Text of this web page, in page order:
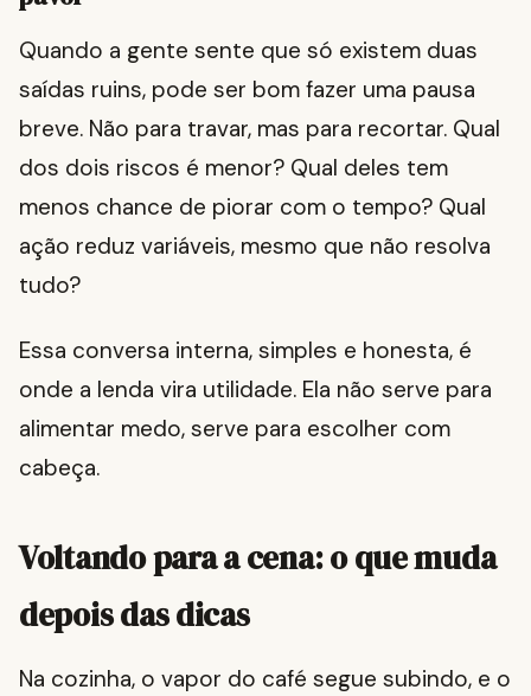
Quando a gente sente que só existem duas
saídas ruins, pode ser bom fazer uma pausa
breve. Não para travar, mas para recortar. Qual
dos dois riscos é menor? Qual deles tem
menos chance de piorar com o tempo? Qual
ação reduz variáveis, mesmo que não resolva
tudo?
Essa conversa interna, simples e honesta, é
onde a lenda vira utilidade. Ela não serve para
alimentar medo, serve para escolher com
cabeça.
Voltando para a cena: o que muda
depois das dicas
Na cozinha, o vapor do café segue subindo, e o